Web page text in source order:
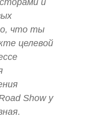
и
что ты
целевой
Show у